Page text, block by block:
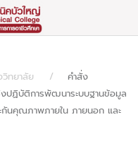
วิทยาลัย
คำสั่ง
ปฏิบัติการพัฒนาระบบฐานข้อมูล
กันคุณภาพภายใน ภายนอก และ